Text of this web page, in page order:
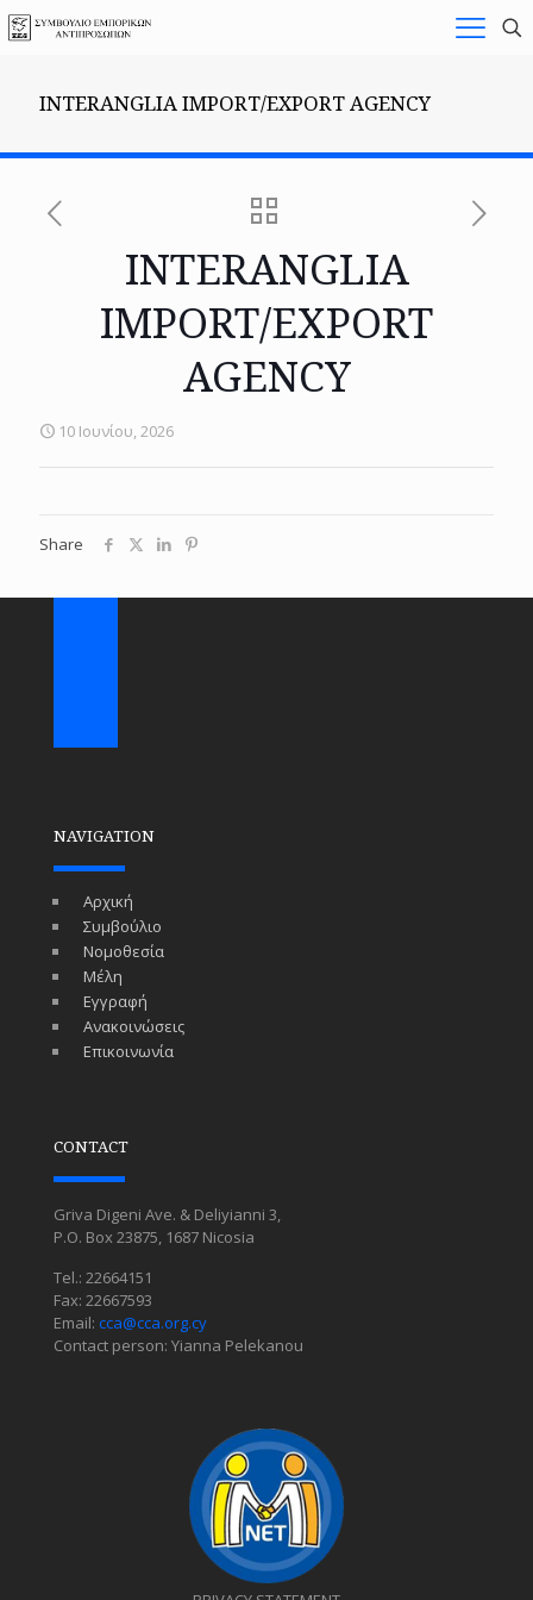
INTERANGLIA IMPORT/EXPORT AGENCY
INTERANGLIA
IMPORT/EXPORT
AGENCY
10 Ιουνίου, 2026
Share
NAVIGATION
Αρχική
Συμβούλιο
Νομοθεσία
Μέλη
Εγγραφή
Ανακοινώσεις
Επικοινωνία
CONTACT
Griva Digeni Ave. & Deliyianni 3,
P.O. Box 23875, 1687 Nicosia
Tel.: 22664151
Fax: 22667593
Email: cca@cca.org.cy
Contact person: Yianna Pelekanou